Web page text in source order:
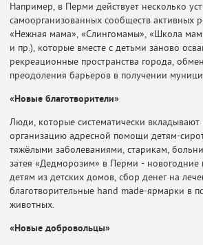
Например, в Перми действует несколько
самоорганизованных сообществ активных
«Нежная мама», «Слингомамы», «Школа
и пр.), которые вместе с детьми заново
рекреационные пространства города,
преодоления барьеров в получении
«Новые благотворители»
Люди, которые систематически
организацию адресной помощи детям-
тяжёлыми заболеваниями, старикам,
затея «Дедморозим» в Перми - новогодние
детям из детских домов, сбор денег на
благотворительные hand made-ярмарки в
животных.
«Новые добровольцы»